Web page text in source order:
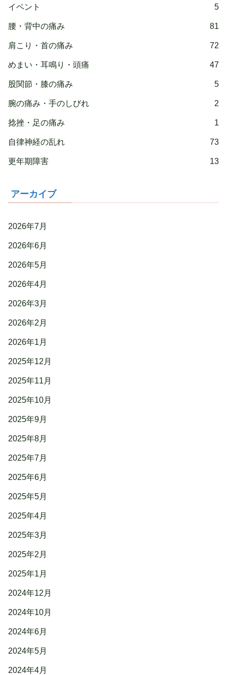
イベント 5
腰・背中の痛み 81
肩こり・首の痛み 72
めまい・耳鳴り・頭痛 47
股関節・膝の痛み 5
腕の痛み・手のしびれ 2
捻挫・足の痛み 1
自律神経の乱れ 73
更年期障害 13
アーカイブ
2026年7月
2026年6月
2026年5月
2026年4月
2026年3月
2026年2月
2026年1月
2025年12月
2025年11月
2025年10月
2025年9月
2025年8月
2025年7月
2025年6月
2025年5月
2025年4月
2025年3月
2025年2月
2025年1月
2024年12月
2024年10月
2024年6月
2024年5月
2024年4月